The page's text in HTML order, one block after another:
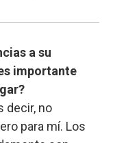
a su
importante
decir, no
para mí. Los